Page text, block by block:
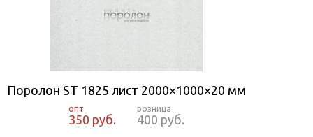
Поролон ST 1825 лист 2000×1000×20 мм
350 руб. 400 руб.